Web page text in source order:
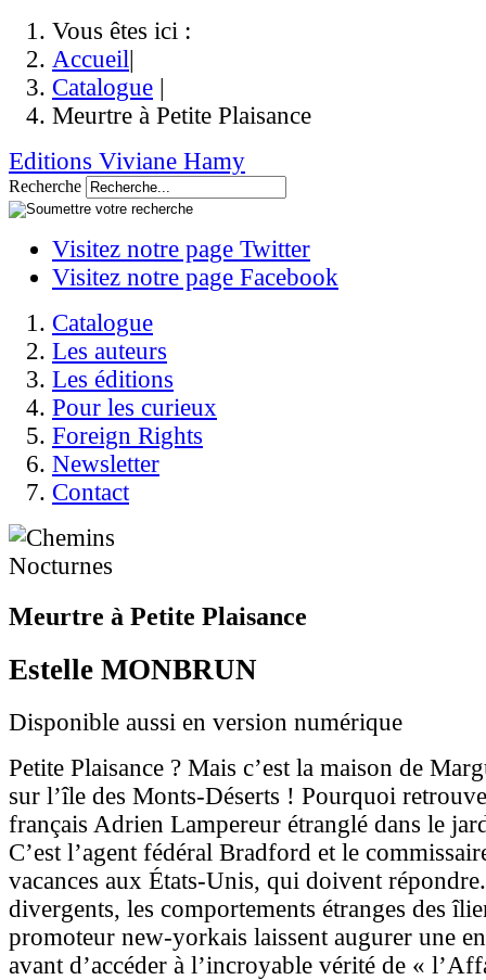
Vous êtes ici :
Accueil|
Catalogue |
Meurtre à Petite Plaisance
Editions Viviane Hamy
Recherche
Visitez notre page Twitter
Visitez notre page Facebook
Catalogue
Les auteurs
Les éditions
Pour les curieux
Foreign Rights
Newsletter
Contact
Meurtre à Petite Plaisance
Estelle MONBRUN
Disponible aussi en version numérique
Petite Plaisance ? Mais c’est la maison de
sur l’île des Monts-Déserts ! Pourquoi
français Adrien Lampereur étranglé dans le
C’est l’agent fédéral Bradford et le
vacances aux États-Unis, qui doivent
divergents, les comportements étranges des
promoteur new-yorkais laissent augurer une
avant d’accéder à l’incroyable vérité de «